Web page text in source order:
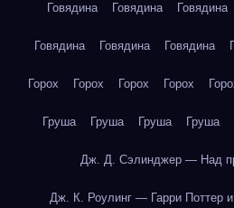
Говядина Говядина Говядина
Говядина Говядина Говядина
Горох Горох Горох Горох
Груша Груша Груша Груша
Дж. Д. Сэлинджер — Над
Дж. К. Роулинг — Гарри Поттер